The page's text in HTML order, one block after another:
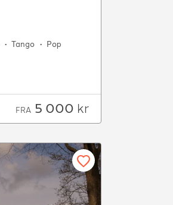
Tango
Pop
FRA 5 000 kr